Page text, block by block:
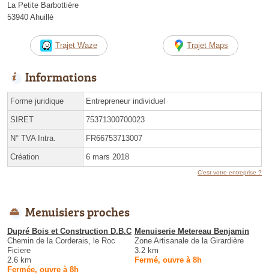
La Petite Barbottière
53940 Ahuillé
Trajet Waze Trajet Maps
Informations
Forme juridique Entrepreneur individuel
SIRET 75371300700023
N° TVA Intra. FR66753713007
Création 6 mars 2018
C'est votre entreprise ?
Menuisiers proches
Dupré Bois et Construction D.B.C
Chemin de la Corderais, le Roc
Ficiere
2.6 km
Fermée, ouvre à 8h
Menuiserie Metereau Benjamin
Zone Artisanale de la Girardière
3.2 km
Fermé, ouvre à 8h